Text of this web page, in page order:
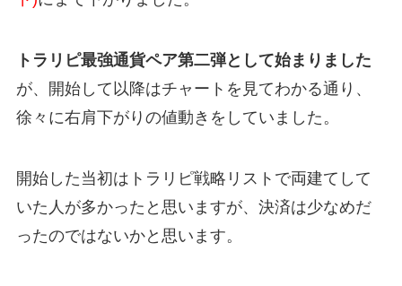
トラリピ最強通貨ペア第二弾として始まりました
が、開始して以降はチャートを見てわかる通り、
徐々に右肩下がりの値動きをしていました。
開始した当初はトラリピ戦略リストで両建てして
いた人が多かったと思いますが、決済は少なめだ
ったのではないかと思います。